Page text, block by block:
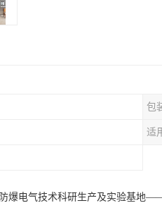
包
适
爆电气技术科研生产及实验基地